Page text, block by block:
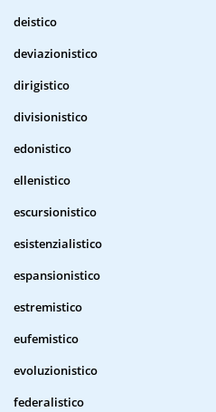
deistico
deviazionistico
dirigistico
divisionistico
edonistico
ellenistico
escursionistico
esistenzialistico
espansionistico
estremistico
eufemistico
evoluzionistico
federalistico